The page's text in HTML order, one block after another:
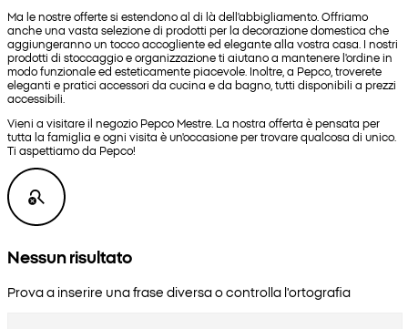
Ma le nostre offerte si estendono al di là dell'abbigliamento. Offriamo
anche una vasta selezione di prodotti per la decorazione domestica che
aggiungeranno un tocco accogliente ed elegante alla vostra casa. I nostri
prodotti di stoccaggio e organizzazione ti aiutano a mantenere l'ordine in
modo funzionale ed esteticamente piacevole. Inoltre, a Pepco, troverete
eleganti e pratici accessori da cucina e da bagno, tutti disponibili a prezzi
accessibili.
Vieni a visitare il negozio Pepco Mestre. La nostra offerta è pensata per
tutta la famiglia e ogni visita è un'occasione per trovare qualcosa di unico.
Ti aspettiamo da Pepco!
Nessun risultato
Prova a inserire una frase diversa o controlla l'ortografia